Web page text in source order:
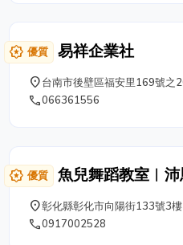
修保養的豐富經驗。 提供鈑
務 來鈞翰汽車維修不用擔心
們平均都有15年以上的維修
級證照背書，能提供車主們
車也提供汽車鈑金烤漆、汽
老闆平時都會嚴格要求技師
養護，不管是簡單的換油保
修、引擎、變速箱查修等，
確認，讓車主們可以放心將
03-9606101 傳真 : 03-
award_star 優質 易祥企業社
place台南市後壁區福安里169號之
phone066361556
award_star 優質 魚兒舞蹈教室︱
place彰化縣彰化市向陽街133號3樓
phone0917002528